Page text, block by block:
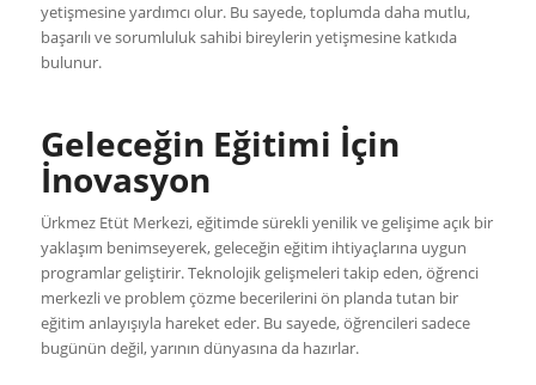
yetişmesine yardımcı olur. Bu sayede, toplumda daha mutlu,
başarılı ve sorumluluk sahibi bireylerin yetişmesine katkıda
bulunur.
Geleceğin Eğitimi İçin
İnovasyon
Ürkmez Etüt Merkezi, eğitimde sürekli yenilik ve gelişime açık bir
yaklaşım benimseyerek, geleceğin eğitim ihtiyaçlarına uygun
programlar geliştirir. Teknolojik gelişmeleri takip eden, öğrenci
merkezli ve problem çözme becerilerini ön planda tutan bir
eğitim anlayışıyla hareket eder. Bu sayede, öğrencileri sadece
bugünün değil, yarının dünyasına da hazırlar.